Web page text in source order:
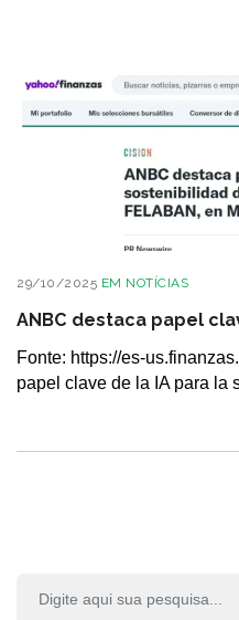
29/10/2025 EM NOTÍCIAS
ANBC destaca papel
Fonte: https://es-
papel clave de la IA para la